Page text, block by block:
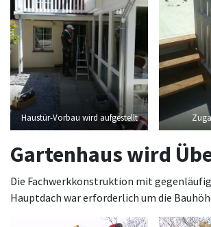
Haustür-Vorbau wird aufgestellt
Gartenhaus wird
Die Fachwerkkonstruktion mit
Hauptdach war erforderlich um die